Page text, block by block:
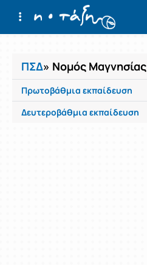
Μαθήματα
ΠΣΔ» Νομός Μαγνησίας
Πρωτοβάθμια εκπαίδευση
Δευτεροβάθμια εκπαίδευση